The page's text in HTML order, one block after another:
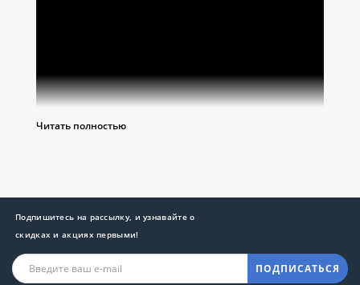
Читать полностью
Подпишитесь на рассылку, и узнавайте о
скидках и акциях первыми!
ПОДПИСАТЬСЯ